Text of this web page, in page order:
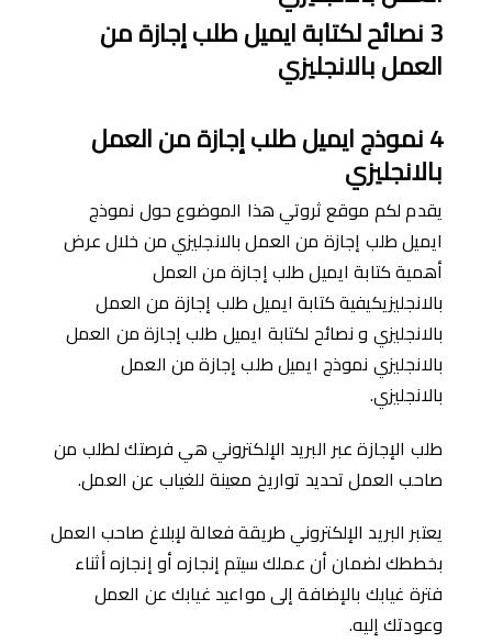
3نصائح لكتابة ايميل طلب إجازة من
العمل بالانجليزي
4نموذج ايميل طلب إجازة من العمل
بالانجليزي
يقدم لكم موقع ثروتي هذا الموضوع حول نموذج
ايميل طلب إجازة من العمل بالانجليزي من خلال عرض
أهمية كتابة ايميل طلب إجازة من العمل
بالانجليزيكيفية كتابة ايميل طلب إجازة من العمل
بالانجليزي و نصائح لكتابة ايميل طلب إجازة من العمل
بالانجليزي نموذج ايميل طلب إجازة من العمل
بالانجليزي.
طلب الإجازة عبر البريد الإلكتروني هي فرصتك لطلب من
صاحب العمل تحديد تواريخ معينة للغياب عن العمل.
يعتبر البريد الإلكتروني طريقة فعالة لإبلاغ صاحب العمل
بخططك لضمان أن عملك سيتم إنجازه أو إنجازه ﺃثناء
فترة غيابك بالإضافة إلى مواعيد غيابك عن العمل
وعودتك إليه.